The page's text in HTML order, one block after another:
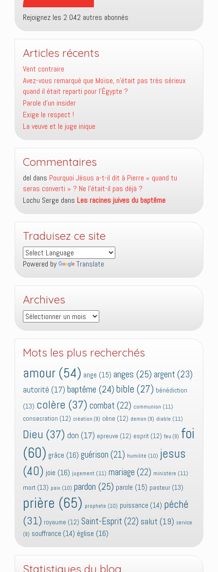
Rejoignez les 2 042 autres abonnés
Articles récents
Vent contraire
Avez-vous remarqué que Moïse, n’était pas très sérieux
quand il était reparti pour l’Égypte ?
Parole d’un insider
Exige le respect !
La veuve et le juge inique
Commentaires
del dans Pourquoi Jésus a-t-il dit à Pierre « quand tu
seras converti » ? Ne l’était-il pas déjà ?
Lochu Serge dans Les racines juives du baptême
Traduisez ce site
Powered by Translate
Archives
Archives
Mots les plus recherchés
amour (54) ange (15) anges (25) argent (23)
autorité (17) baptême (24) bible (27) bénédiction
(13) colère (37) combat (22) communion (11)
consecration (12) création (9) cène (12) demon (9) diable (11)
Dieu (37) don (17) epreuve (12) esprit (12) feu (9) foi
(60) grâce (16) guérison (21) humilité (10) jesus
(40) joie (16) jugement (11) mariage (22) ministère (11)
mort (13) paix (10) pardon (25) parole (15) pasteur (13)
prière (65) prophete (10) puissance (14) péché
(31) royaume (12) Saint-Esprit (22) salut (19) service
(9) souffrance (14) église (16)
Statistiques du blog